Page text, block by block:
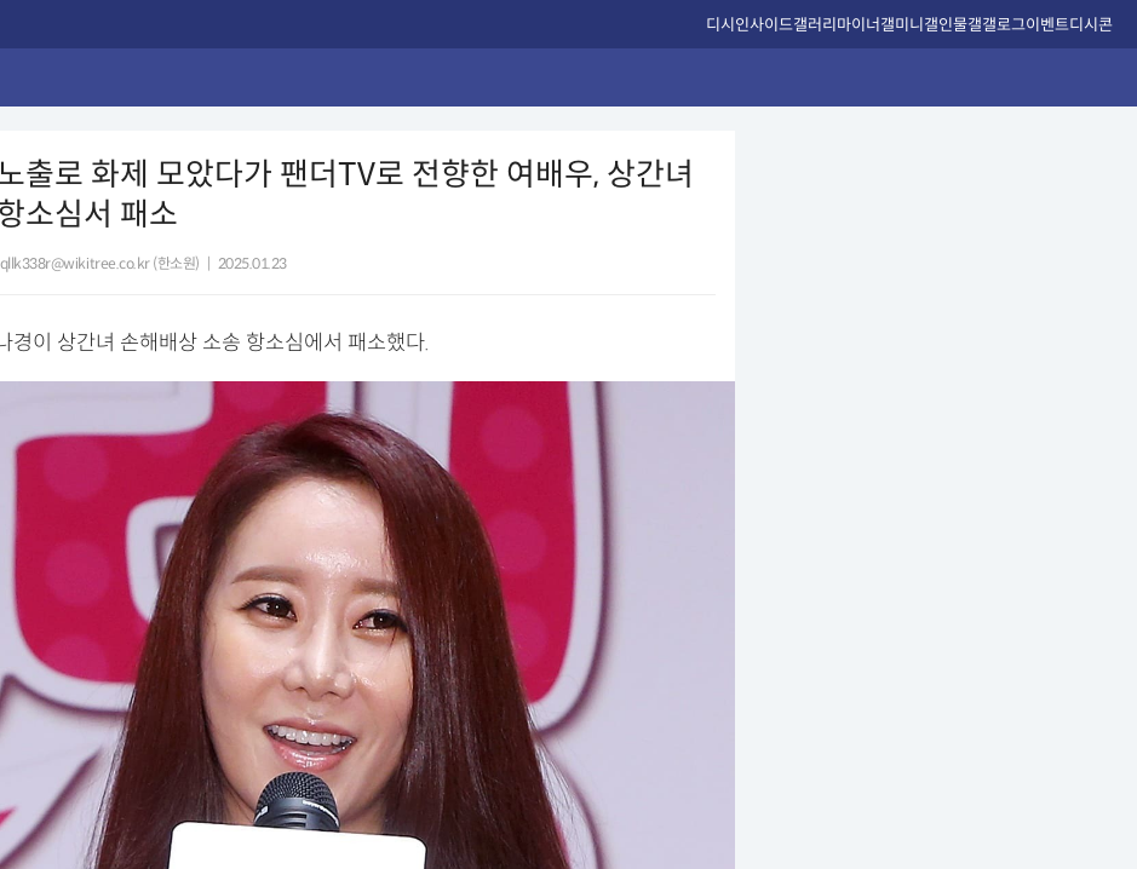
디시인사이드갤러리마이너갤미니갤인물갤갤로그이벤트디시콘
출로 화제 모았다가 팬더TV로 전향한 여배우, 상간녀
소심서 패소
qllk338r@wikitree.co.kr (한소원) 2025.01.23
경이 상간녀 손해배상 소송 항소심에서 패소했다.